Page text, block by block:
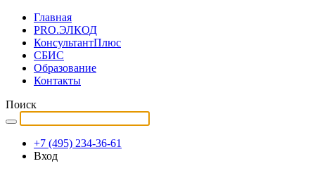
Главная
PRO.ЭЛКОД
КонсультантПлюс
СБИС
Образование
Контакты
Поиск
+7 (495) 234-36-61
Вход